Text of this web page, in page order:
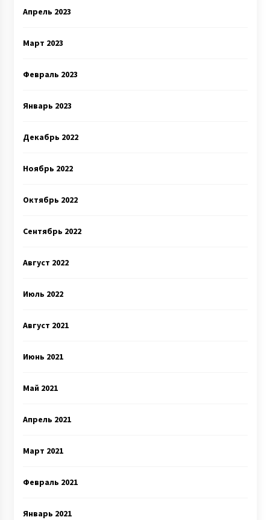
Апрель 2023
Март 2023
Февраль 2023
Январь 2023
Декабрь 2022
Ноябрь 2022
Октябрь 2022
Сентябрь 2022
Август 2022
Июль 2022
Август 2021
Июнь 2021
Май 2021
Апрель 2021
Март 2021
Февраль 2021
Январь 2021